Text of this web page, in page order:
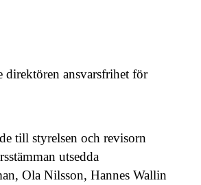
direktören ansvarsfrihet för
till styrelsen och revisorn
utsedda
Ola Nilsson, Hannes Wallin